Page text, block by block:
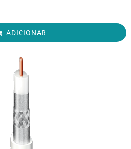
ADICIONAR